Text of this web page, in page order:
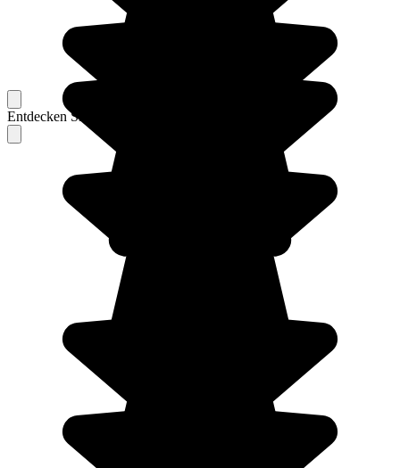
Entdecken Sie Berichte unserer erfahrenen Reisenden